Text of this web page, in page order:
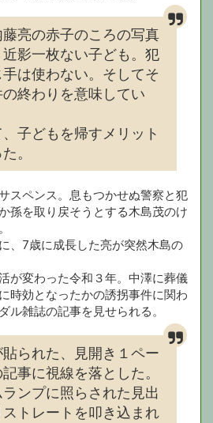
亮の赤子のころの写真
影一枚ない子ども。犯
は使わない。そしてそ
終わりを意味してい
子どもを帰すメリット
。
スペンス。息もつかせぬ警察と犯
孫を取り戻そうとする木島茂のけ
、7歳に成長した亮が突然木島の
が変わった令和３年。中澤に葬儀
時効となったかの誘拐事件に関わ
ル雑誌の記事を見せられる。
られた、見開き１ペー
事に視線を落とした。
ンプに照らされた見出
ストレートを叩き込まれ